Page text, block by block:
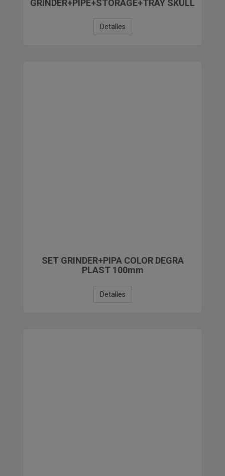
GRINDER+PIPE+STORAGE+TRAY SKULL
Detalles
SET GRINDER+PIPA COLOR DEGRA
PLAST 100mm
Detalles